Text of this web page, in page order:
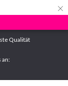
×
Qualität
an: